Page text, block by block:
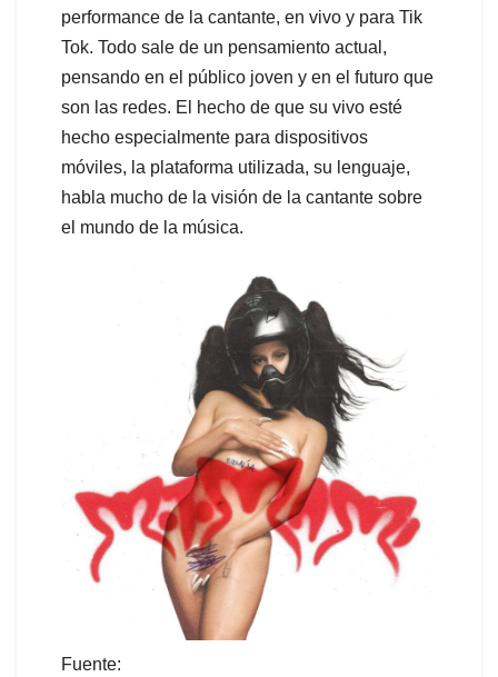
performance de la cantante, en vivo y para Tik
Tok. Todo sale de un pensamiento actual,
pensando en el público joven y en el futuro que
son las redes. El hecho de que su vivo esté
hecho especialmente para dispositivos
móviles, la plataforma utilizada, su lenguaje,
habla mucho de la visión de la cantante sobre
el mundo de la música.
Fuente: